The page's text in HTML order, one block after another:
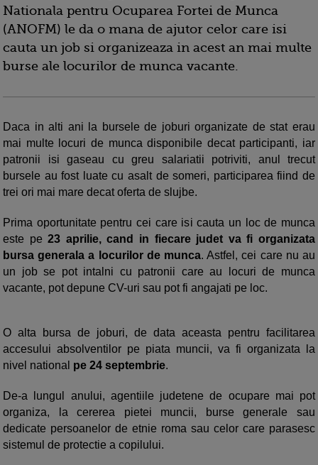
Nationala pentru Ocuparea Fortei de Munca
(ANOFM) le da o mana de ajutor celor care isi
cauta un job si organizeaza in acest an mai multe
burse ale locurilor de munca vacante.
Daca in alti ani la bursele de joburi organizate de stat erau
mai multe locuri de munca disponibile decat participanti, iar
patronii isi gaseau cu greu salariatii potriviti, anul trecut
bursele au fost luate cu asalt de someri, participarea fiind de
trei ori mai mare decat oferta de slujbe.
Prima oportunitate pentru cei care isi cauta un loc de munca
este pe23 aprilie, cand in fiecare judet va fi organizata
bursa generala a locurilor de munca. Astfel, cei care nu au
un job se pot intalni cu patronii care au locuri de munca
vacante, pot depune CV-uri sau pot fi angajati pe loc.
O alta bursa de joburi, de data aceasta pentru facilitarea
accesului absolventilor pe piata muncii, va fi organizata la
nivel national pe 24 septembrie.
De-a lungul anului, agentiile judetene de ocupare mai pot
organiza, la cererea pietei muncii, burse generale sau
dedicate persoanelor de etnie roma sau celor care parasesc
sistemul de protectie a copilului.